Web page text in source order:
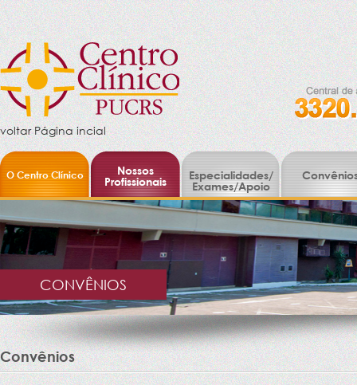
voltar Página incial
O Centro Clínico
Nossos
Profissionais
Especialidades/
Exames/Apoio
CONVÊNIOS
Convênios